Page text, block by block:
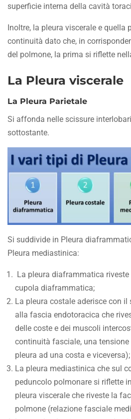
superficie interna della cavità
Inoltre, la pleura viscerale e quella
continuità dato che, in
del polmone, la prima si riflette
La Pleura viscerale
La Pleura Parietale
Si affonda nelle scissure
sottostante.
Si suddivide in Pleura
Pleura mediastinica:
La pleura diaframmatica
cupola diaframmatica;
La pleura costale aderisce con
alla fascia endotoracica che
delle coste e dei muscoli
continuità fasciale, una
pleura ad una costa e viceversa);
La pleura mediastinica che sul
peduncolo polmonare si riflette
pleura viscerale che riveste la
polmone (relazione fasciale